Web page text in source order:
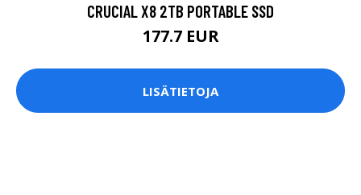
CRUCIAL X8 2TB PORTABLE SSD
177.7 EUR
LISÄTIETOJA